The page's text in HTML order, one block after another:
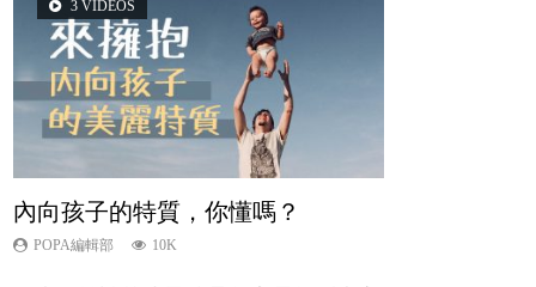
3 VIDEOS
內向孩子的特質，你懂嗎？
POPA編輯部 10K
2 VIDEOS
想孩子學好外語，點做好？
POPA編輯部 9.9K
6 VIDEOS
孩子能力天注定？
POPA編輯部 7.9K
6 VIDEOS
愛孩子也別忘了愛自己，父母如何
關顧自己的身心靈？
5 VIDEOS
夫妻必看！經營婚姻，沒捷徑
POPA編輯部 22.9K